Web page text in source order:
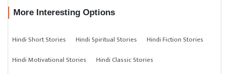
More Interesting Options
Hindi Short Stories Hindi Spiritual Stories
Hindi Fiction Stories
Hindi Motivational Stories
Hindi Classic Stories